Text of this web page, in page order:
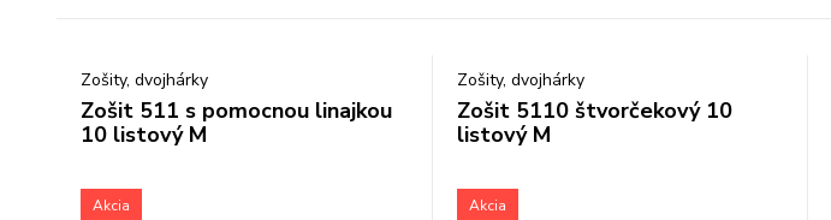
Zošity, dvojhárky
Zošit 511 s pomocnou linajkou
10 listový M
Akcia
Zošity, dvojhárky
Zošit 5110 štvorčekový 10
listový M
Akcia